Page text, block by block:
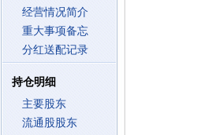
经营情况简介
重大事项备忘
分红送配记录
持仓明细
主要股东
流通股股东